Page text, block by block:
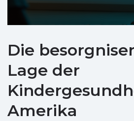
Die
Lage der
Amerika